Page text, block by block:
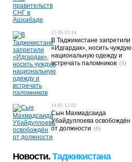
15.05 13:14
В Таджикистане запретили
«Идгардак», носить чуждую
национальную одежду и
встречать паломников (0)
14.05 12:02
Сын Махмадсаида
Убайдуллоева освобождён
от должности (0)
Новости. Таджикистана